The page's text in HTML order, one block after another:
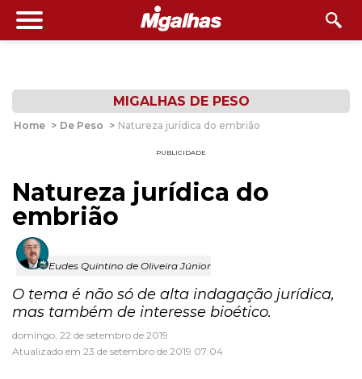
MIGALHAS DE PESO
Home > De Peso > Natureza jurídica do embrião
PUBLICIDADE
Natureza jurídica do
embrião
Eudes Quintino de Oliveira Júnior
O tema é não só de alta indagação jurídica,
mas também de interesse bioético.
domingo, 22 de setembro de 2019
Atualizado em 23 de setembro de 2019 07:04